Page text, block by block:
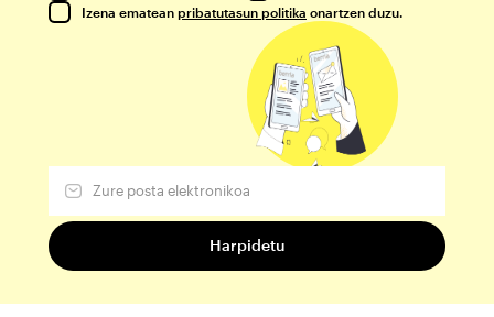
Izena ematean pribatutasun politika onartzen duzu.